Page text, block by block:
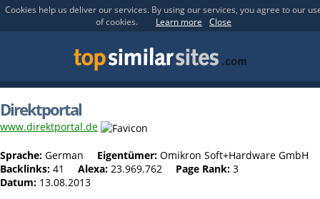
Cookies help us deliver our services. By using our services, you agree to our
of cookies.
Learn more Close
Direktportal
www.direktportal.de
Sprache: German Eigentümer: Omikron Soft+Hardware GmbH
Backlinks: 41 Alexa: 23.969.762 Page Rank: 3
Datum: 13.08.2013